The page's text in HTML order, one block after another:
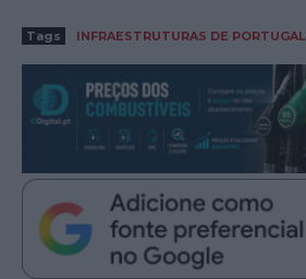
Tags INFRAESTRUTURAS DE PORTUGAL